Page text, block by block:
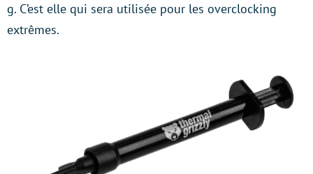
g. C’est elle qui sera utilisée pour les overclocking
extrêmes.